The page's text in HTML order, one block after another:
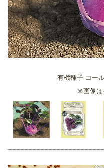
有機種子 コー
※画像は